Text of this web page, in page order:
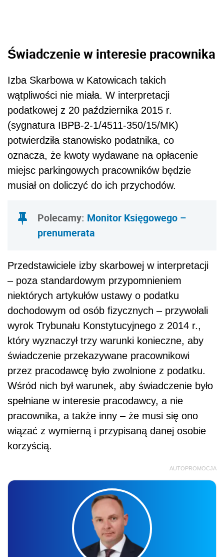
Świadczenie w interesie pracownika
Izba Skarbowa w Katowicach takich
wątpliwości nie miała. W interpretacji
podatkowej z 20 października 2015 r.
(sygnatura IBPB-2-1/4511-350/15/MK)
potwierdziła stanowisko podatnika, co
oznacza, że kwoty wydawane na opłacenie
miejsc parkingowych pracowników będzie
musiał on doliczyć do ich przychodów.
Polecamy: Monitor Księgowego –
prenumerata
Przedstawiciele izby skarbowej w interpretacji
– poza standardowym przypomnieniem
niektórych artykułów ustawy o podatku
dochodowym od osób fizycznych – przywołali
wyrok Trybunału Konstytucyjnego z 2014 r.,
który wyznaczył trzy warunki konieczne, aby
świadczenie przekazywane pracownikowi
przez pracodawcę było zwolnione z podatku.
Wśród nich był warunek, aby świadczenie było
spełniane w interesie pracodawcy, a nie
pracownika, a także inny – że musi się ono
wiązać z wymierną i przypisaną danej osobie
korzyścią.
AUTOPROMOCJA